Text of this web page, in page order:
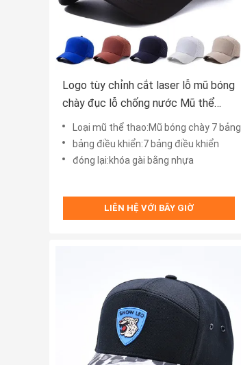
Logo tùy chỉnh cắt laser lỗ mũ bóng
chày đục lỗ chống nước Mũ thể
thaoLoại mũ thể thao:Mũ bóng chày 7 bảng
bảng điều khiển:7 bảng điều khiển
đóng lại:khóa gài bằng nhựa
LIÊN HỆ VỚI BÂY GIỜ